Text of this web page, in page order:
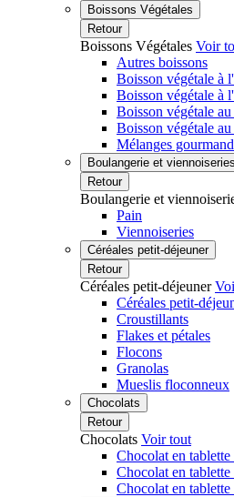
Boissons Végétales
Retour
Boissons Végétales Voir
Autres boissons
Boisson végétale à
Boisson végétale à
Boisson végétale
Boisson végétale au
Mélanges
Boulangerie et viennoiseries
Retour
Boulangerie et
Pain
Viennoiseries
Céréales petit-déjeuner
Retour
Céréales petit-déjeuner
Céréales petit-
Croustillants
Flakes et pétales
Flocons
Granolas
Mueslis floconneux
Chocolats
Retour
Chocolats Voir tout
Chocolat en tablette
Chocolat en tablette
Chocolat en